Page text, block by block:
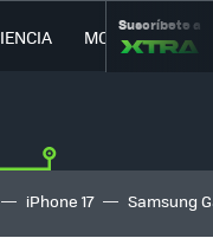
MOVILIDAD
Suscríbete a
iPhone 17 Samsung